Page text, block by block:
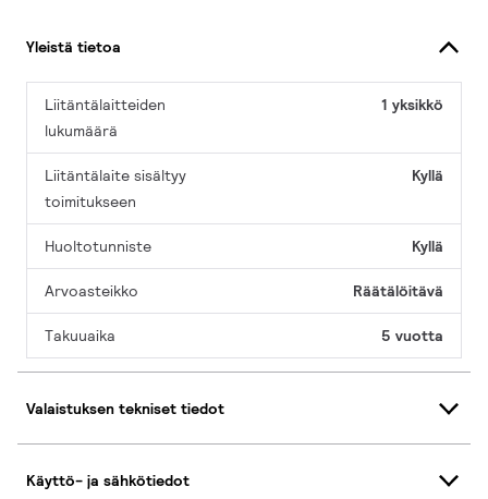
Yleistä tietoa
Liitäntälaitteiden
lukumäärä
1 yksikkö
Liitäntälaite sisältyy
toimitukseen
Kyllä
Huoltotunniste Kyllä
Arvoasteikko Räätälöitävä
Takuuaika 5 vuotta
Valaistuksen tekniset tiedot
Käyttö- ja sähkötiedot